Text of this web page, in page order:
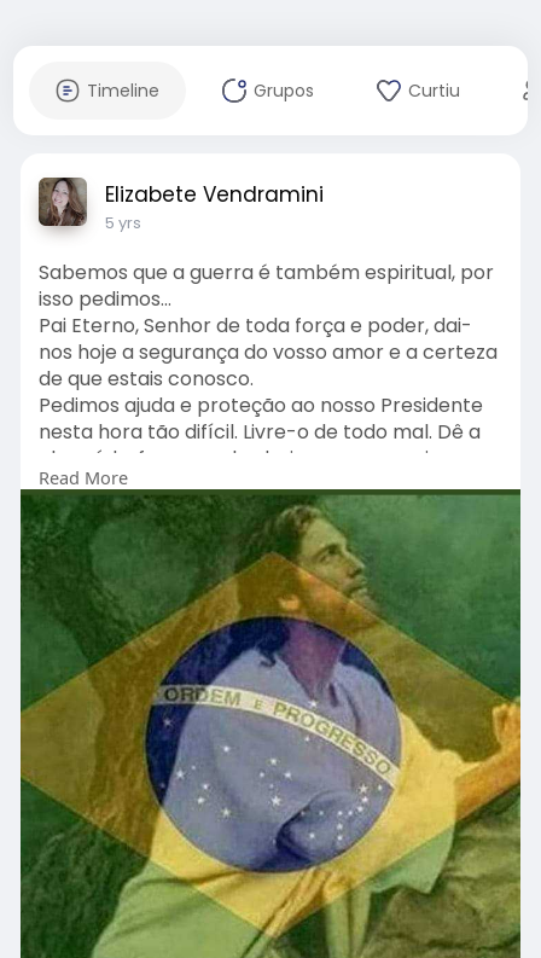
Timeline Grupos Curtiu
Elizabete Vendramini
5 yrs
Sabemos que a guerra é também espiritual, por
isso pedimos...
Pai Eterno, Senhor de toda força e poder, dai-
nos hoje a segurança do vosso amor e a certeza
de que estais conosco.
Pedimos ajuda e proteção ao nosso Presidente
nesta hora tão difícil. Livre-o de todo mal. Dê a
ele saúde, força e sabedoria para cumprir a
tarefa dada pelo povo brasileiro nas urnas em
2018.
Pedimos a Deus que abençoe, também, nossos
irmãos cubanos. Que consigam alcançar a tão
sonhada liberdade que perderam a 60 anos!
Pedimos por todas as pessoas que sofrem por
conta da pandemia COVID19.
e por fim, pedimos a Deus que abençoe a
votação de amanhã sobre o voto impresso e
auditável, para que não percamos a nossa
liberdade!
Nós te pedimos e agradecemos, em nome de
Jesus, amém!
Read More